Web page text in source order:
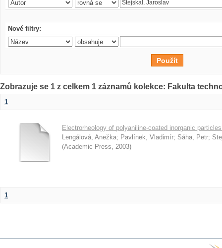
Nové filtry:
Zobrazuje se 1 z celkem 1 záznamů kolekce: Fakulta
1
Electrorheology of polyaniline-coated inorganic
Lengálová, Anežka; Pavlínek, Vladimír; Sáha, Petr;
(Academic Press, 2003)
1